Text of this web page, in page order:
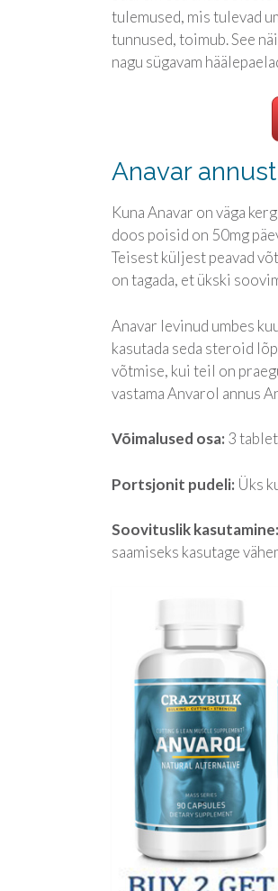
tulemused, mis tulevad
tunnused, toimub. See
nagu sügavam
Anavar
Kuna Anavar on väga
doos poisid on 50mg
Teisest küljest peavad
on tagada, et ükski
Anavar levinud umbes
kasutada seda steroid
võtmise, kui teil on
vastama Anvarol annus
Võimalused osa: 3
Portsjonit pudeli: Üks
Soovituslik kasutamine:
saamiseks kasutage